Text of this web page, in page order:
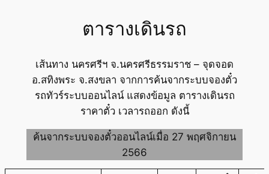
ตารางเดินรถ
เส้นทาง นครศรีฯ จ.นครศรีธรรมราช – จุดจอด
อ.สทิงพระ จ.สงขลา จากการค้นจากระบบจองตั๋ว
รถทัวร์ระบบออนไลน์ แสดงข้อมูล ตารางเดินรถ
ราคาตั๋ว เวลารถออก ดังนี้
ค้นจากระบบจองตั๋วออนไลน์เมื่อ 27 พฤศจิกายน
2566